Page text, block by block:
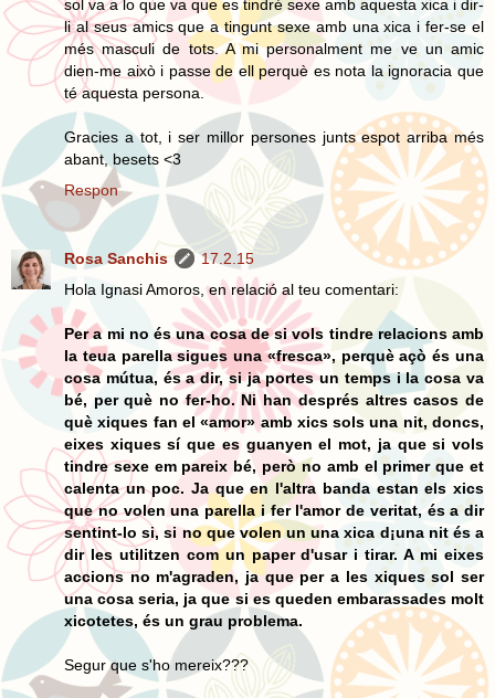
sol va a lo que va que es tindré sexe amb aquesta xica i dir-
li al seus amics que a tingunt sexe amb una xica i fer-se el
més masculi de tots. A mi personalment me ve un amic
dien-me això i passe de ell perquè es nota la ignoracia que
té aquesta persona.
Gracies a tot, i ser millor persones junts espot arriba més
abant, besets <3
Respon
Rosa Sanchis
17.2.15
Hola Ignasi Amoros, en relació al teu comentari:
Per a mi no és una cosa de si vols tindre relacions amb
la teua parella sigues una «fresca», perquè açò és una
cosa mútua, és a dir, si ja portes un temps i la cosa va
bé, per què no fer-ho. Ni han després altres casos de
què xiques fan el «amor» amb xics sols una nit, doncs,
eixes xiques sí que es guanyen el mot, ja que si vols
tindre sexe em pareix bé, però no amb el primer que et
calenta un poc. Ja que en l'altra banda estan els xics
que no volen una parella i fer l'amor de veritat, és a dir
sentint-lo si, si no que volen un una xica d¡una nit és a
dir les utilitzen com un paper d'usar i tirar. A mi eixes
accions no m'agraden, ja que per a les xiques sol ser
una cosa seria, ja que si es queden embarassades molt
xicotetes, és un grau problema.
Segur que s'ho mereix???